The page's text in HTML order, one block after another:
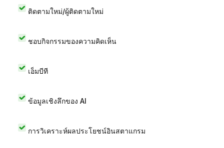
ติดตามใหม่/ผู้ติดตามใหม่
ชอบกิจกรรมของความคิดเห็น
เอ็มบีที
ข้อมูลเชิงลึกของ AI
การวิเคราะห์ผลประโยชน์อินสตาแกรม